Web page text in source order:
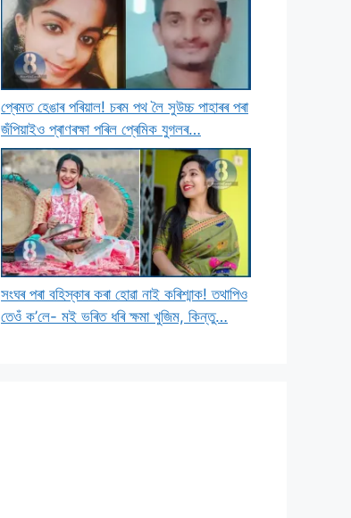
প্ৰেমত হেঙাৰ পৰিয়াল! চৰম পথ লৈ সুউচ্চ পাহাৰৰ পৰা
জঁপিয়াইও প্ৰাণৰক্ষা পৰিল প্ৰেমিক যুগলৰ…
সংঘৰ পৰা বহিস্কাৰ কৰা হোৱা নাই কৰিশ্মাক! তথাপিও
তেওঁ ক’লে- মই ভৰিত ধৰি ক্ষমা খুজিম, কিন্তু…